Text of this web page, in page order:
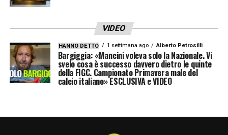
VIDEO
HANNO DETTO 1 settimana ago Alberto Petrosilli
Bargiggia: «Mancini voleva solo la Nazionale. Vi
svelo cosa è successo davvero dietro le quinte
della FIGC. Campionato Primavera male del
calcio italiano» ESCLUSIVA e VIDEO